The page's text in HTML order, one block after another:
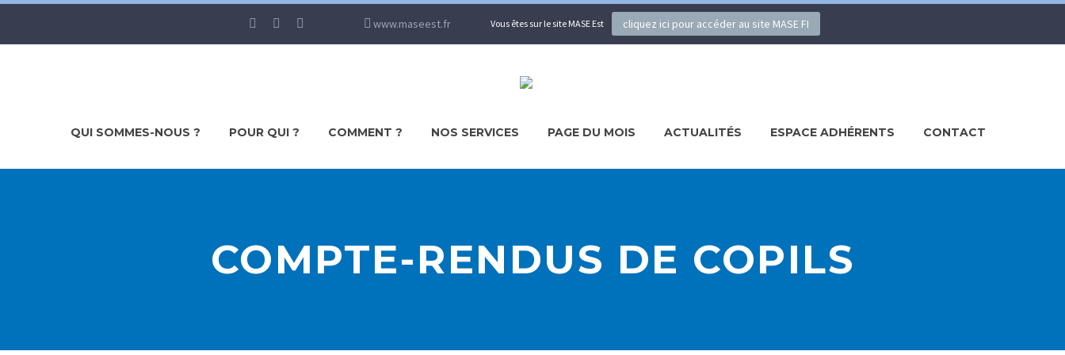
www.maseest.fr Vous êtes sur le site MASE Est cliquez ici pour accéder au site MASE FI
QUI SOMMES-NOUS ? POUR QUI ? COMMENT ? NOS SERVICES PAGE DU MOIS ACTUALITÉS ESPACE ADHÉRENTS CONTACT
COMPTE-RENDUS DE COPILS